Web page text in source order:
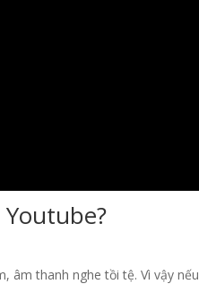
âm thanh nghe tồi tệ. Vì vậy nếu